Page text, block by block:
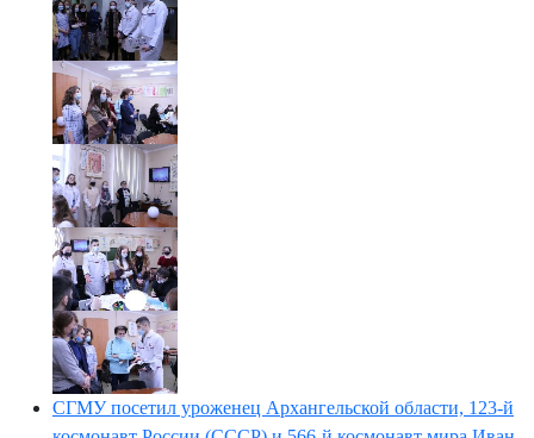
СГМУ посетил уроженец Архангельской области, 123-й